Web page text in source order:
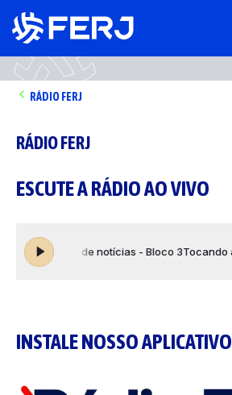
RÁDIO FERJ
RÁDIO FERJ
ESCUTE A RÁDIO AO VIVO
INSTALE NOSSO APLICATIVO